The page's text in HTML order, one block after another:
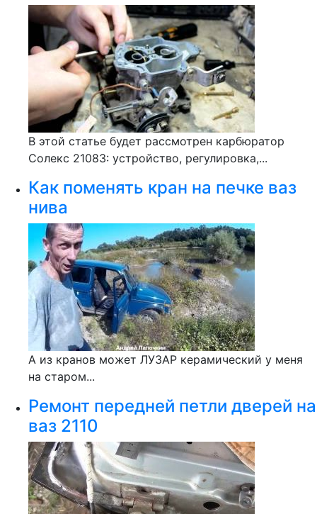
В этой статье будет рассмотрен карбюратор
Солекс 21083: устройство, регулировка,...
Как поменять кран на печке ваз
нива
А из кранов может ЛУЗАР керамический у меня
на старом...
Ремонт передней петли дверей на
ваз 2110